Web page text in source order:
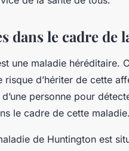
dans le cadre
une maladie héréditaire.
d’hériter de cette
d’une personne pour
le cadre de cette maladie.
de Huntington est